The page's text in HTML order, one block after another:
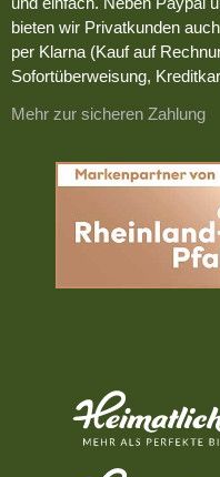
bieten wir Privatkunden
per Klarna (Kauf auf
Sofortüberweisung,
Mehr zur sicheren Zahlung